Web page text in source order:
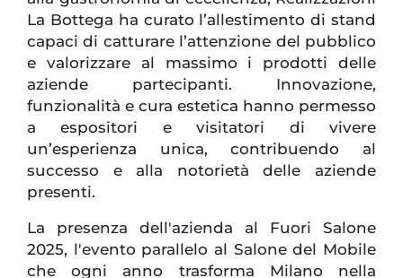
La Bottega ha curato l’allestimento di stand
capaci di catturare l’attenzione del pubblico
e valorizzare al massimo i prodotti delle
aziende partecipanti. Innovazione,
funzionalità e cura estetica hanno permesso
a espositori e visitatori di vivere
un’esperienza unica, contribuendo al
successo e alla notorietà delle aziende
presenti.
La presenza dell'azienda al Fuori Salone
2025, l'evento parallelo al Salone del Mobile
che ogni anno trasforma Milano nella